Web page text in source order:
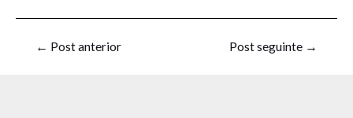
← Post anterior Post seguinte →